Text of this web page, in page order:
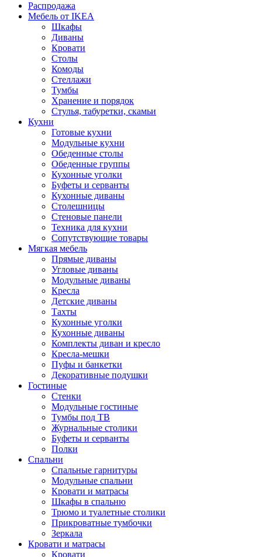
Распродажа
Мебель от IKEA
Шкафы
Диваны
Кровати
Столы
Комоды
Стеллажи
Тумбы
Хранение и порядок
Стулья, табуретки, скамьи
Кухни
Готовые кухни
Модульные кухни
Обеденные столы
Обеденные группы
Кухонные уголки
Буфеты и серванты
Кухонные диваны
Столешницы
Стеновые панели
Техника для кухни
Сопутствующие товары
Мягкая мебель
Прямые диваны
Угловые диваны
Модульные диваны
Кресла
Детские диваны
Тахты
Кухонные уголки
Кухонные диваны
Комплекты диван и кресло
Кресла-мешки
Пуфы и банкетки
Декоративные подушки
Гостиные
Стенки
Модульные гостиные
Тумбы под ТВ
Журнальные столики
Буфеты и серванты
Полки
Спальни
Спальные гарнитуры
Модульные спальни
Кровати и матрасы
Шкафы в спальню
Трюмо и туалетные столики
Прикроватные тумбочки
Зеркала
Кровати и матрасы
Кровати